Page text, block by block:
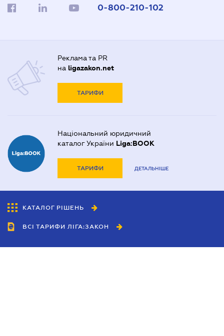
0-800-210-102
Реклама та PR
на ligazakon.net
ТАРИФИ
Національний юридичний
каталог України Liga:BOOK
ТАРИФИ ДЕТАЛЬНІШЕ
КАТАЛОГ РІШЕНЬ
ВСІ ТАРИФИ ЛІГА:ЗАКОН